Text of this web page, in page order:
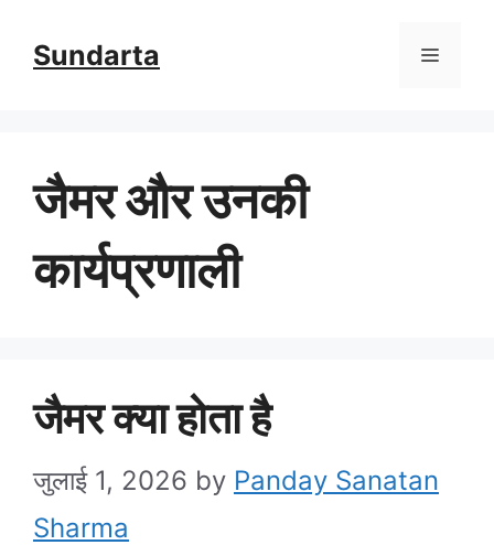
Sundarta Menu
जैमर और उनकी
कार्यप्रणाली
जैमर क्या होता है
जुलाई 1, 2026 by Panday Sanatan
Sharma